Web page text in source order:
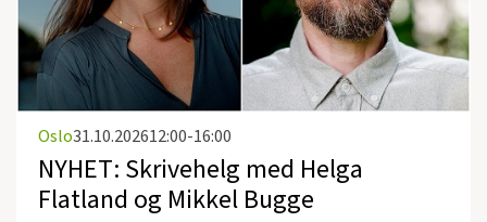
Oslo31.10.202612:00-16:00
NYHET: Skrivehelg med Helga
Flatland og Mikkel Bugge